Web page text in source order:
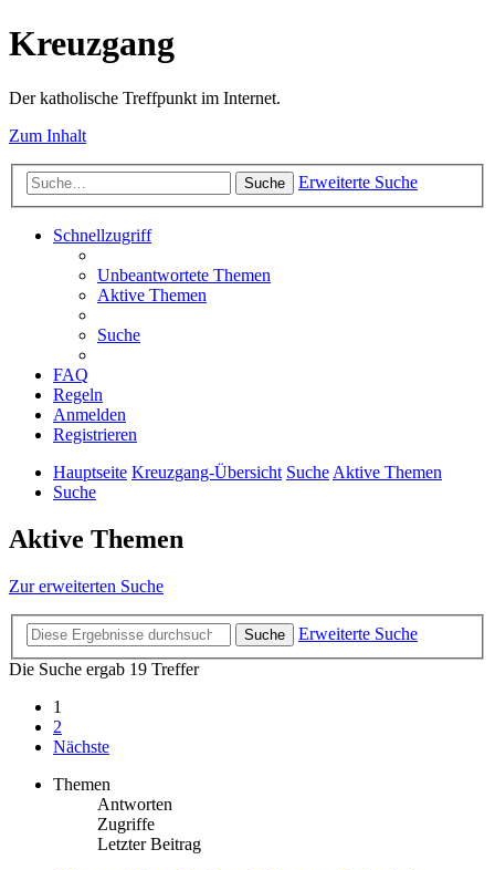
Kreuzgang
Der katholische Treffpunkt im Internet.
Zum Inhalt
Suche Erweiterte Suche
Schnellzugriff
Unbeantwortete Themen
Aktive Themen
Suche
FAQ
Regeln
Anmelden
Registrieren
Hauptseite Kreuzgang-Übersicht SucheAktive Themen
Suche
Aktive Themen
Zur erweiterten Suche
Suche
Erweiterte Suche
Die Suche ergab 19 Treffer
1
2
Nächste
Themen
Antworten
Zugriffe
Letzter Beitrag